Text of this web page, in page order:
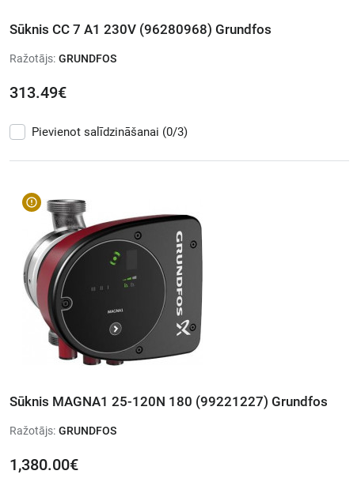
Sūknis CC 7 A1 230V (96280968) Grundfos
Ražotājs: GRUNDFOS
313.49€
Pievienot salīdzināšanai (0/3)
Sūknis MAGNA1 25-120N 180 (99221227) Grundfos
Ražotājs: GRUNDFOS
1,380.00€